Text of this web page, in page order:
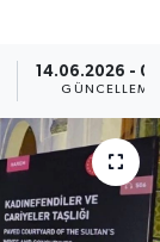
14.06.2026 -
GÜNCELLEME